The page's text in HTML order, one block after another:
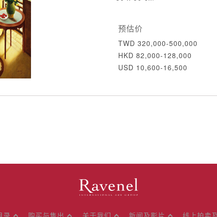
预估价
TWD 320,000-500,000
HKD 82,000-128,000
USD 10,600-16,500
录 购买与售出 关于我们 新闻及影片 线上拍卖